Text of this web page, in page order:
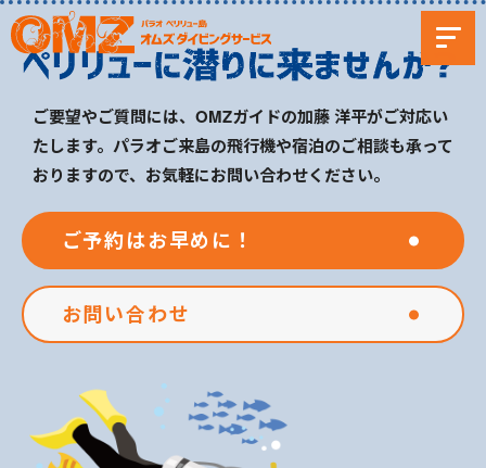
ご要望やご質問には、OMZガイドの加藤 洋平がご対応い
たします。パラオご来島の飛行機や宿泊のご相談も承って
おりますので、お気軽にお問い合わせください。
ご予約はお早めに！
お問い合わせ